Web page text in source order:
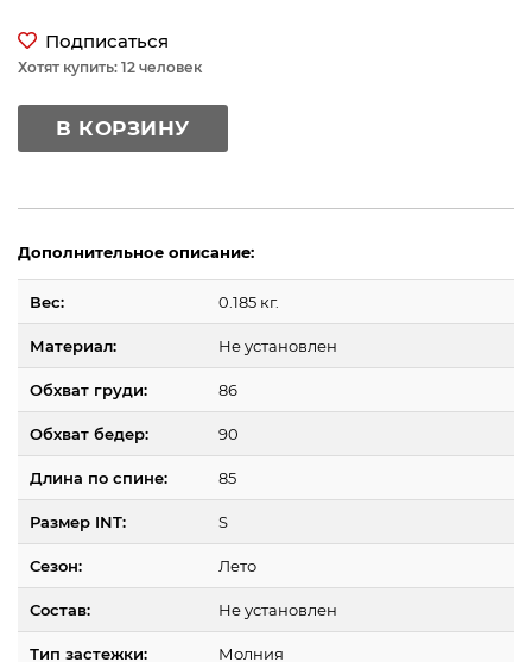
Подписаться
Хотят купить: 12 человек
В КОРЗИНУ
Дополнительное описание:
Вес: 0.185 кг.
Материал: Не установлен
Обхват груди: 86
Обхват бедер: 90
Длина по спине: 85
Размер INT: S
Сезон: Лето
Состав: Не установлен
Тип застежки: Молния